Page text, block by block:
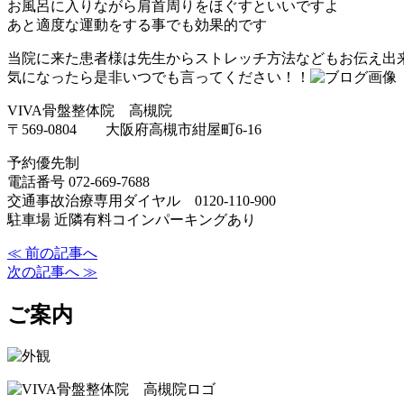
お風呂に入りながら肩首周りをほぐすといいですよ
あと適度な運動をする事でも効果的です
当院に来た患者様は先生からストレッチ方法などもお伝え出
気になったら是非いつでも言ってください！！
VIVA骨盤整体院 高槻院
〒569-0804 大阪府高槻市紺屋町6-16
予約優先制
電話番号 072-669-7688
交通事故治療専用ダイヤル 0120-110-900
駐車場 近隣有料コインパーキングあり
≪ 前の記事へ
次の記事へ ≫
ご案内